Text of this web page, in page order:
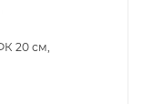
20 см,